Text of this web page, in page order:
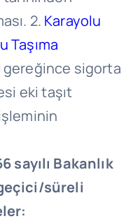
2. Karayolu
Taşıma
gereğince sigorta
eki taşıt
sayılı Bakanlık
süreli